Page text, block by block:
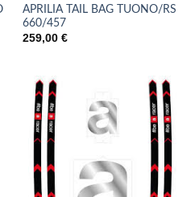
APRILIA TAIL BAG TUONO/RS
660/457
259,00 €